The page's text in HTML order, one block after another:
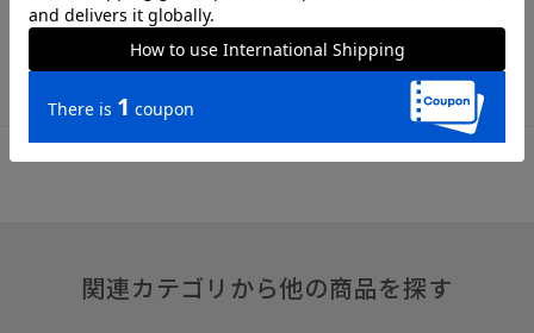
※商品画像はできる限り実際の色に近づけて掲載しております
が、パソコン環境により色味に誤差が生じる場合がございま
す。予めご了承下さいませ。
関連カテゴリから他の商品を探す